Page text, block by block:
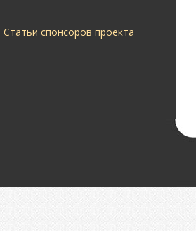
Статьи спонсоров проекта